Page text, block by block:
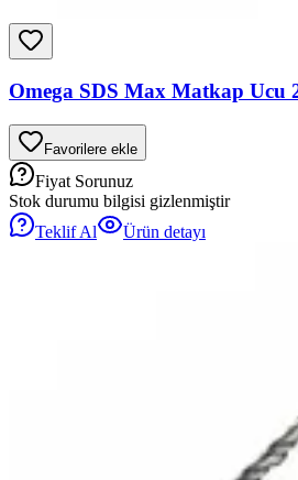
Omega SDS Max Matkap Ucu
Favorilere ekle
Fiyat Sorunuz
Stok durumu bilgisi gizlenmiştir
Teklif Al
Ürün detayı